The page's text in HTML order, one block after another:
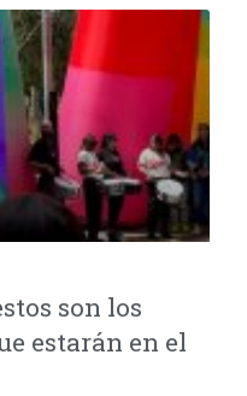
son los
estarán en el